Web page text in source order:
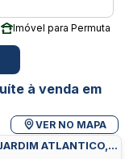
Imóvel para Permuta
à venda em
VER NO MAPA
ATLANTICO,